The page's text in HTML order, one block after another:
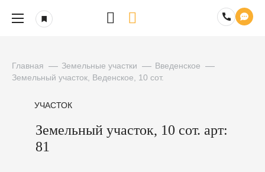
Главная Земельные участки
Введенское
Земельный участок, Веденское, 10 сот.
УЧАСТОК
Земельный участок, 10 сот. арт:
81